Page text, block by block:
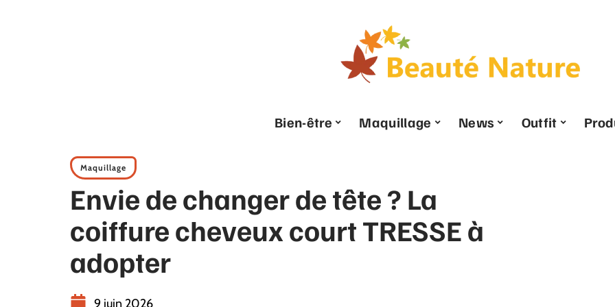
Bien-être Maquillage News Outfit
Maquillage
Envie de changer de tête ? La
coiffure cheveux court TRESSE à
adopter
9 juin 2026